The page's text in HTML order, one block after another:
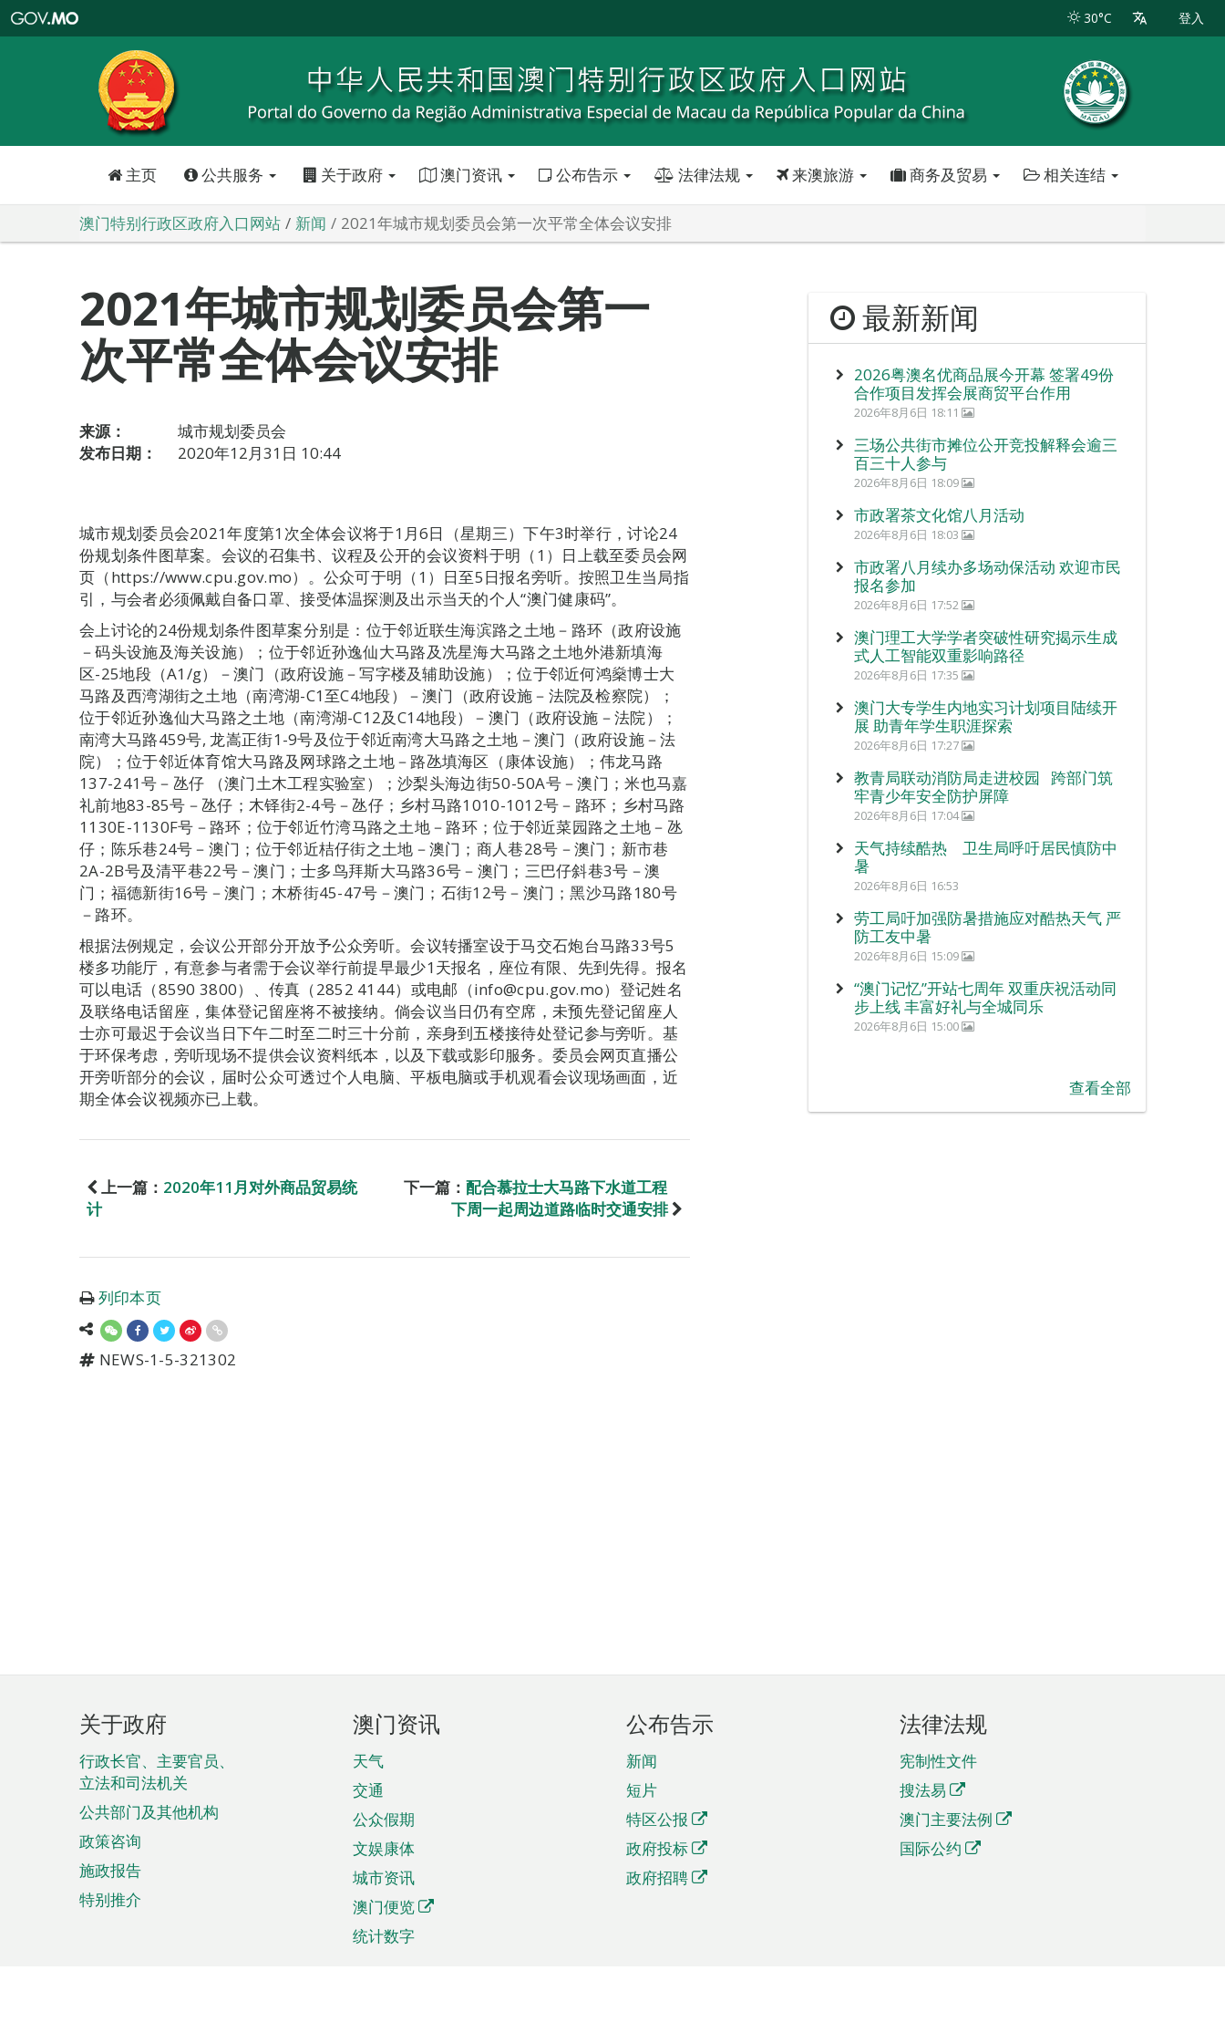
特
政
区
政
口
30°C 登入
主页 公共服务 关于政府 澳门资讯 公布告示 法律法规 来澳旅游 商务及贸易 相关连结
澳门特别行政区政府入口网站 新闻 2021年城市规划委员会第一次平常全体会议安排
2021年城市规划委员会第一
次平常全体会议安排
来源：
城市规划委员会
发布日期：
2020年12月31日 10:44
城市规划委员会2021年度第1次全体会议将于1月6日（星期三）下午3时举行，讨论24
份规划条件图草案。会议的召集书、议程及公开的会议资料于明（1）日上载至委员会网
页（https://www.cpu.gov.mo）。公众可于明（1）日至5日报名旁听。按照卫生当局指
引，与会者必须佩戴自备口罩、接受体温探测及出示当天的个人“澳门健康码”。
会上讨论的24份规划条件图草案分别是：位于邻近联生海滨路之土地－路环（政府设施
－码头设施及海关设施）；位于邻近孙逸仙大马路及冼星海大马路之土地外港新填海
区-25地段（A1/g）－澳门（政府设施－写字楼及辅助设施）；位于邻近何鸿燊博士大
马路及西湾湖街之土地（南湾湖-C1至C4地段）－澳门（政府设施－法院及检察院）；
位于邻近孙逸仙大马路之土地（南湾湖-C12及C14地段）－澳门（政府设施－法院）；
南湾大马路459号, 龙嵩正街1-9号及位于邻近南湾大马路之土地－澳门（政府设施－法
院）；位于邻近体育馆大马路及网球路之土地－路氹填海区（康体设施）；伟龙马路
137-241号－氹仔 （澳门土木工程实验室）；沙梨头海边街50-50A号－澳门；米也马嘉
礼前地83-85号－氹仔；木铎街2-4号－氹仔；乡村马路1010-1012号－路环；乡村马路
1130E-1130F号－路环；位于邻近竹湾马路之土地－路环；位于邻近菜园路之土地－氹
仔；陈乐巷24号－澳门；位于邻近桔仔街之土地－澳门；商人巷28号－澳门；新市巷
2A-2B号及清平巷22号－澳门；士多鸟拜斯大马路36号－澳门；三巴仔斜巷3号－澳
门；福德新街16号－澳门；木桥街45-47号－澳门；石街12号－澳门；黑沙马路180号
－路环。
根据法例规定，会议公开部分开放予公众旁听。会议转播室设于马交石炮台马路33号5
楼多功能厅，有意参与者需于会议举行前提早最少1天报名，座位有限、先到先得。报名
可以电话（8590 3800）、传真（2852 4144）或电邮（info@cpu.gov.mo）登记姓名
及联络电话留座，集体登记留座将不被接纳。倘会议当日仍有空席，未预先登记留座人
士亦可最迟于会议当日下午二时至二时三十分前，亲身到五楼接待处登记参与旁听。基
于环保考虑，旁听现场不提供会议资料纸本，以及下载或影印服务。委员会网页直播公
开旁听部分的会议，届时公众可透过个人电脑、平板电脑或手机观看会议现场画面，近
期全体会议视频亦已上载。
上一篇： 2020年11月对外商品贸易统
计
下一篇： 配合慕拉士大马路下水道工程
下周一起周边道路临时交通安排
列印本页
NEWS-1-5-321302
最新新闻
2026粤澳名优商品展今开幕 签署49份
合作项目发挥会展商贸平台作用
2026年8月6日 18:11
三场公共街市摊位公开竞投解释会逾三
百三十人参与
2026年8月6日 18:09
市政署茶文化馆八月活动
2026年8月6日 18:03
市政署八月续办多场动保活动 欢迎市民
报名参加
2026年8月6日 17:52
澳门理工大学学者突破性研究揭示生成
式人工智能双重影响路径
2026年8月6日 17:35
澳门大专学生内地实习计划项目陆续开
展 助青年学生职涯探索
2026年8月6日 17:27
教青局联动消防局走进校园 跨部门筑
牢青少年安全防护屏障
2026年8月6日 17:04
天气持续酷热 卫生局呼吁居民慎防中
暑
2026年8月6日 16:53
劳工局吁加强防暑措施应对酷热天气 严
防工友中暑
2026年8月6日 15:09
“澳门记忆”开站七周年 双重庆祝活动同
步上线 丰富好礼与全城同乐
2026年8月6日 15:00
查看全部
页
脚
菜
单
关于政府
行政长官、主要官员、
立法和司法机关
公共部门及其他机构
政策咨询
施政报告
特别推介
澳门资讯
天气
交通
公众假期
文娱康体
城市资讯
澳门便览
统计数字
公布告示
新闻
短片
特区公报
政府投标
政府招聘
法律法规
宪制性文件
搜法易
澳门主要法例
国际公约